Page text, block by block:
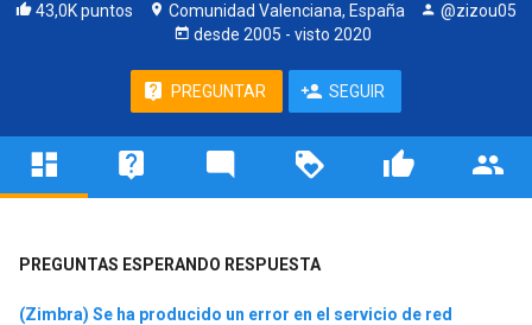
43,0K puntos
Comunidad Valenciana, España
@zizou05
desde 2005 - visto 2020
PREGUNTAR SEGUIR
PREGUNTAS ESPERANDO RESPUESTA
(Zimbra) Se ha producido un error en el servicio de red